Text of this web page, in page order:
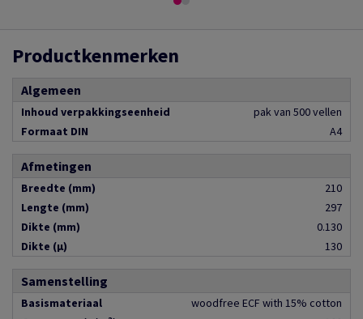
Productkenmerken
Algemeen
Inhoud verpakkingseenheid
pak van 500 vellen
Formaat DIN
A4
Afmetingen
Breedte (mm)
210
Lengte (mm)
297
Dikte (mm)
0.130
Dikte (µ)
130
Samenstelling
Basismateriaal
woodfree ECF with 15% cotton